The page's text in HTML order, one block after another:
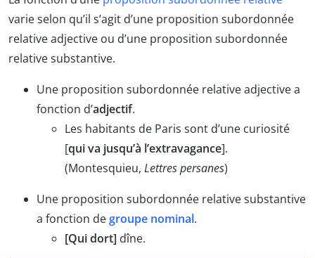
varie selon qu’il s’agit d’une proposition subordonnée
relative adjective ou d’une proposition subordonnée
relative substantive.
Une proposition subordonnée relative adjective a
fonction d’adjectif.
Les habitants de Paris sont d’une curiosité
[quiva jusqu’à l’extravagance].
(Montesquieu, Lettres persanes)
Une proposition subordonnée relative substantive
a fonction degroupe nominal.
[Qui dort] dîne.